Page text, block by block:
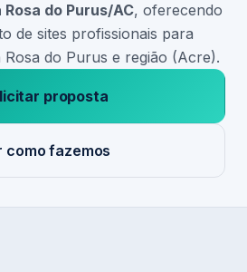
do Purus/AC, oferecendo
de sites profissionais para
Rosa do Purus e região (Acre).
proposta
como fazemos